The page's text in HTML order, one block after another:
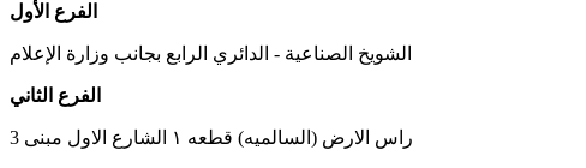
الفرع الأول
الشويخ الصناعية - الدائري الرابع بجانب وزارة الإعلام
الفرع الثاني
راس الارض (السالميه) قطعه ١ الشارع الاول مبنى 3